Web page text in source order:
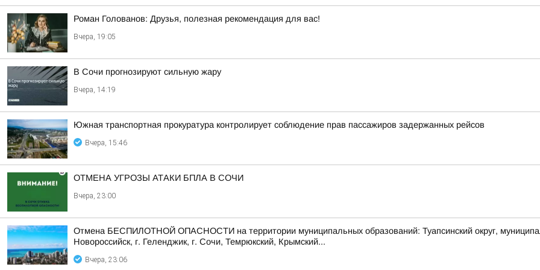
Роман Голованов: Друзья, полезная рекомендация для вас!
Вчера, 19:05
В Сочи прогнозируют сильную жару
Вчера, 14:19
Южная транспортная прокуратура контролирует соблюдение прав пассажиров задержанных рейсов
Вчера, 15:46
ОТМЕНА УГРОЗЫ АТАКИ БПЛА В СОЧИ
Вчера, 23:00
Отмена БЕСПИЛОТНОЙ ОПАСНОСТИ на территории муниципальных образований: Туапсинский округ,
Новороссийск, г. Геленджик, г. Сочи, Темрюкский, Крымский...
Вчера, 23:06